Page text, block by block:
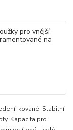
kované. Stabilní
Kapacita pro